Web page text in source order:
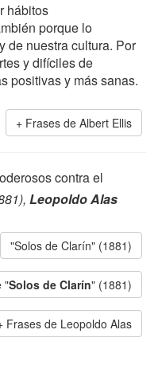
hábitos
porque lo
de nuestra cultura. Por
y difíciles de
positivas y más sanas.
Frases de Albert Ellis
contra el
Leopoldo Alas
"Solos de Clarín" (1881)
"Solos de Clarín" (1881)
Frases de Leopoldo Alas